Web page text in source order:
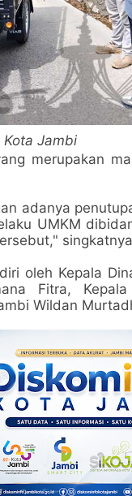
Jambi
merupakan
adanya
UMKM
oleh Kepala
Fitra,
Wildan